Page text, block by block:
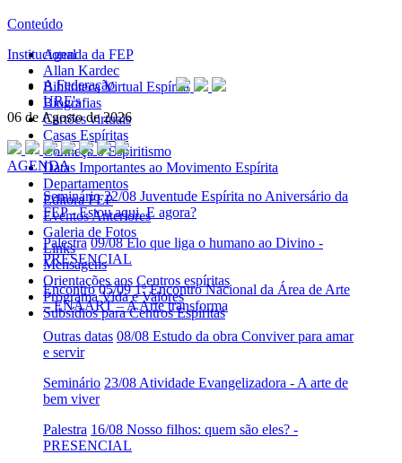
Conteúdo
Agenda da FEP
Allan Kardec
Biblioteca Virtual Espírita
Biografias
Cartões virtuais
Casas Espíritas
Conheça o Espiritismo
Datas Importantes ao Movimento Espírita
Departamentos
Editora FEP
Eventos Anteriores
Galeria de Fotos
Links
Mensagens
Orientações aos Centros espíritas
Programa Vida e Valores
Subsídios para Centros Espíritas
Institucional
A Federação
URE's
06 de Agosto de 2026
AGENDA
Seminário 22/08 Juventude Espírita no Aniversário da
FEP - Estou aqui. E agora?
Palestra 09/08 Elo que liga o humano ao Divino -
PRESENCIAL
Encontro 05/09 1º Encontro Nacional da Área de Arte
– ENAART – A Arte transforma
Outras datas 08/08 Estudo da obra Conviver para amar
e servir
Seminário 23/08 Atividade Evangelizadora - A arte de
bem viver
Palestra 16/08 Nosso filhos: quem são eles? -
PRESENCIAL